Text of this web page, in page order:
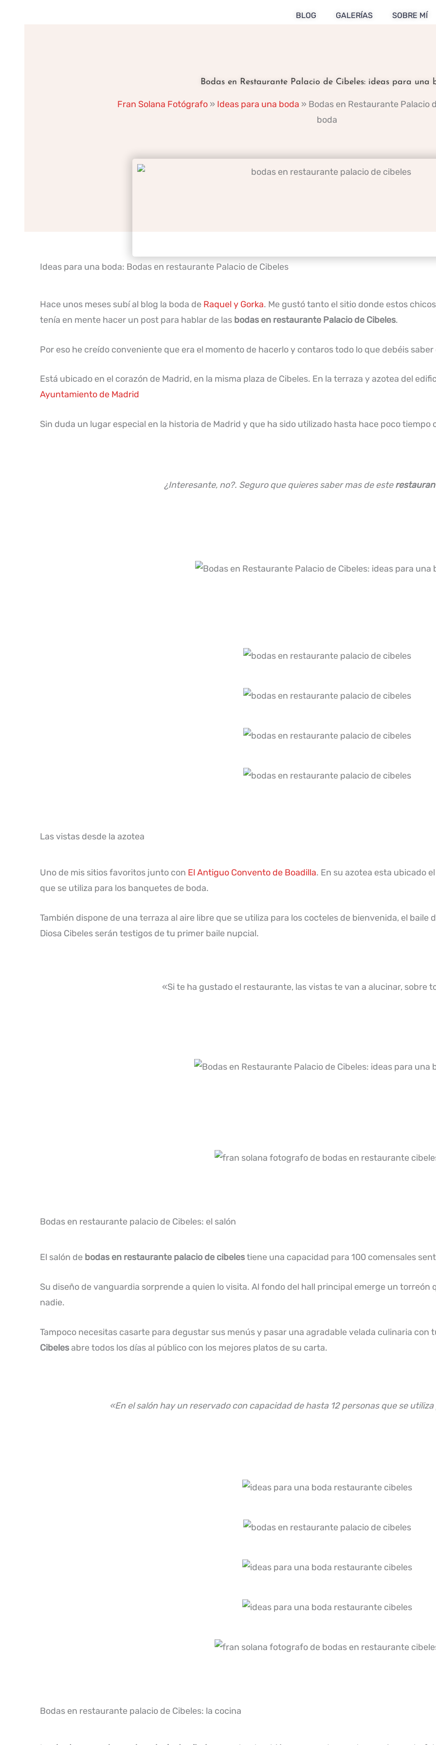
BLOG GALERÍAS SOBRE MÍ
Bodas en Restaurante Palacio de Cibeles: ideas para una
Fran Solana Fotógrafo » Ideas para una boda » Bodas en Restaurante Palacio
boda
Ideas para una boda: Bodas en restaurante Palacio de Cibeles
Hace unos meses subí al blog la boda de Raquel y Gorka. Me gustó tanto el sitio donde estos
tenía en mente hacer un post para hablar de las bodas en restaurante Palacio de Cibeles.
Por eso he creído conveniente que era el momento de hacerlo y contaros todo lo que debéis
Está ubicado en el corazón de Madrid, en la misma plaza de Cibeles. En la terraza y azotea del
Ayuntamiento de Madrid
Sin duda un lugar especial en la historia de Madrid y que ha sido utilizado hasta hace poco tiempo
¿Interesante, no?. Seguro que quieres saber mas de este
Las vistas desde la azotea
Uno de mis sitios favoritos junto con El Antiguo Convento de Boadilla. En su azotea esta ubicado
que se utiliza para los banquetes de boda.
También dispone de una terraza al aire libre que se utiliza para los cocteles de bienvenida, el baile
Diosa Cibeles serán testigos de tu primer baile nupcial.
«Si te ha gustado el restaurante, las vistas te van a alucinar, sobre
Bodas en restaurante palacio de Cibeles: el salón
El salón de bodas en restaurante palacio de cibelestiene una capacidad para 100 comensales
Su diseño de vanguardia sorprende a quien lo visita. Al fondo del hall principal emerge un
nadie.
Tampoco necesitas casarte para degustar sus menús y pasar una agradable velada culinaria con
Cibelesabre todos los días al público con los mejores platos de su carta.
«En el salón hay un reservado con capacidad de hasta 12 personas que se
Bodas en restaurante palacio de Cibeles: la cocina